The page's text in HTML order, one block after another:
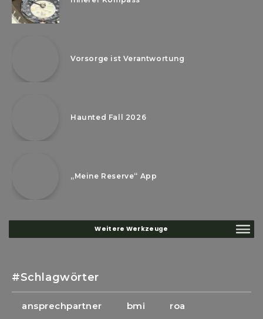
Vorsorge ist Verantwortung
Haunted Fall 2026
„Meine Reserve“ App
#Schlagwörter
ansprechpartner bmi roa